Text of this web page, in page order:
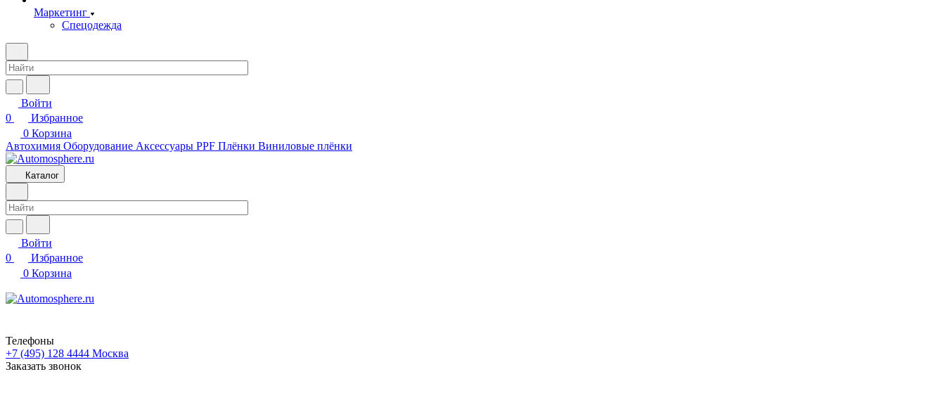
Маркетинг
Спецодежда
Войти
0
Избранное
0 Корзина
Автохимия Оборудование Аксессуары PPF Плёнки Виниловые плёнки
Каталог
Войти
0
Избранное
0 Корзина
Телефоны
+7 (495) 128 4444 Москва
Заказать звонок